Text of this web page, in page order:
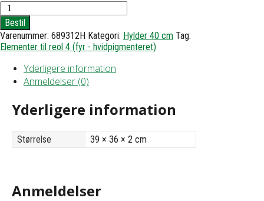
Hylde
til
reol
4
-
Bestil
Varenummer: 689312H Kategori: Hylder 40 cm Tag:
Elementer til reol 4 (fyr - hvidpigmenteret)
Yderligere information
Anmeldelser (0)
Yderligere information
Størrelse 39 × 36 × 2 cm
Anmeldelser